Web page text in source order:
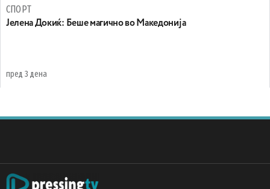
СПОРТ
Јелена Докиќ: Беше магично во Македонија
пред 3 дена